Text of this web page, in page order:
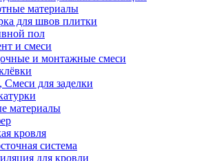
материалы
для швов плитки
пол
и смеси
и монтажные смеси
Смеси для заделки
материалы
кровля
система
для кровли